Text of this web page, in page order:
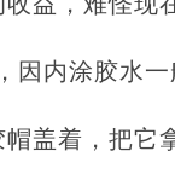
因内涂胶水
盖着，把它